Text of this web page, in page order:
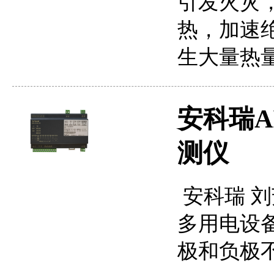
热，加速
生大量热
安科瑞
测仪
安科瑞
多用电设
极和负极